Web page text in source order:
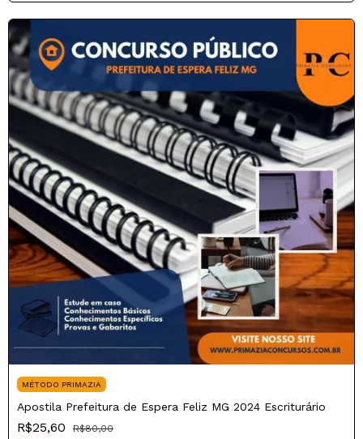
MÉTODO PRIMAZIA
Apostila Prefeitura de Espera Feliz MG 2024 Escriturário
R$25,60
R$80,00